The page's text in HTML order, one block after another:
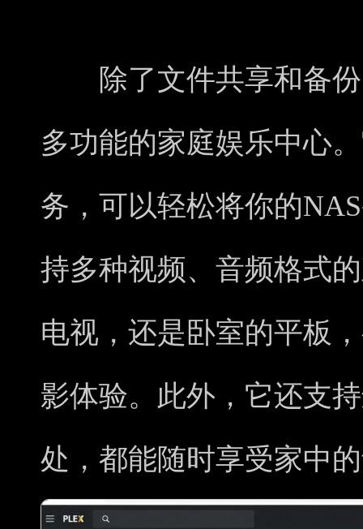
除了文件共享和备份
多功能的家庭娱乐中心
务，可以轻松将你的
持多种视频、音频格式
电视，还是卧室的平板
影体验。此外，它还支
处，都能随时享受家中